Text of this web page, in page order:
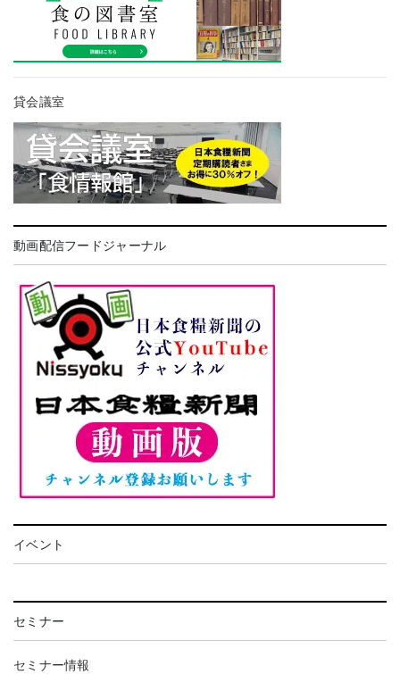
貸会議室
動画配信フードジャーナル
イベント
セミナー
セミナー情報